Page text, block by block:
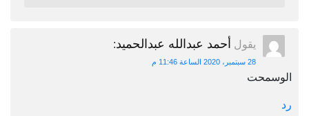
يقول أحمد عبدالله عبدالحميد:
28 سبتمبر، 2020 الساعة 11:46 م
الوسمحت
رد